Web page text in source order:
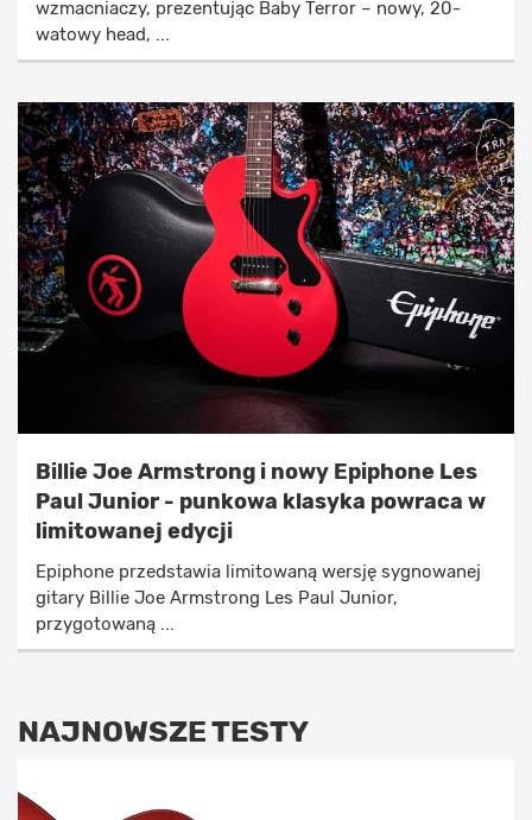
wzmacniaczy, prezentując Baby Terror – nowy, 20-
watowy head, ...
Billie Joe Armstrong i nowy Epiphone Les
Paul Junior - punkowa klasyka powraca w
limitowanej edycji
Epiphone przedstawia limitowaną wersję sygnowanej
gitary Billie Joe Armstrong Les Paul Junior,
przygotowaną ...
NAJNOWSZE TESTY